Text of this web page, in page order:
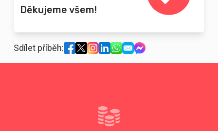
Děkujeme všem!
Sdílet příběh: